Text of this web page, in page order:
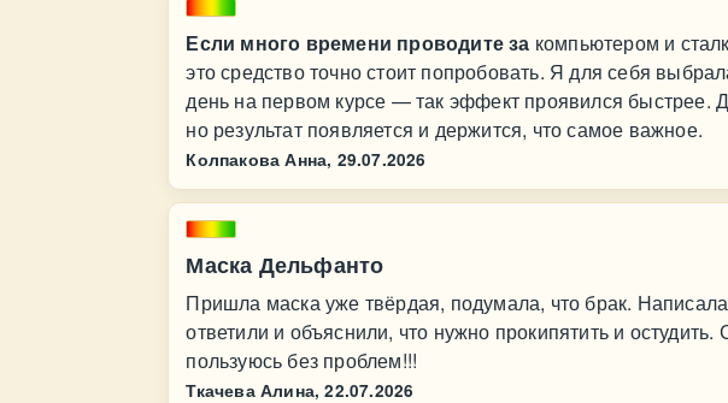
Если много времени проводите за компьютером и
это средство точно стоит попробовать. Я для себя
день на первом курсе — так эффект проявился быстрее.
но результат появляется и держится, что самое важное.
Колпакова Анна, 29.07.2026
Маска Дельфанто
Пришла маска уже твёрдая, подумала, что брак.
ответили и объяснили, что нужно прокипятить и
пользуюсь без проблем!!!
Ткачева Алина, 22.07.2026